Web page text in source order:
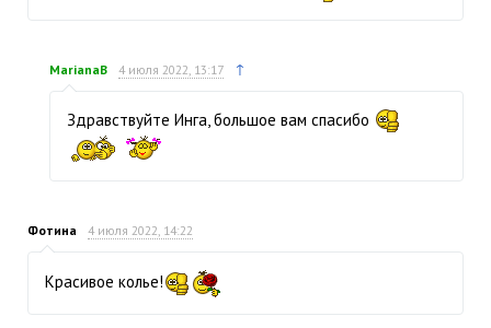
MarianaB 4 июля 2022, 13:17 ↑
Здравствуйте Инга, большое вам спасибо
Фотина 4 июля 2022, 14:22
Красивое колье!